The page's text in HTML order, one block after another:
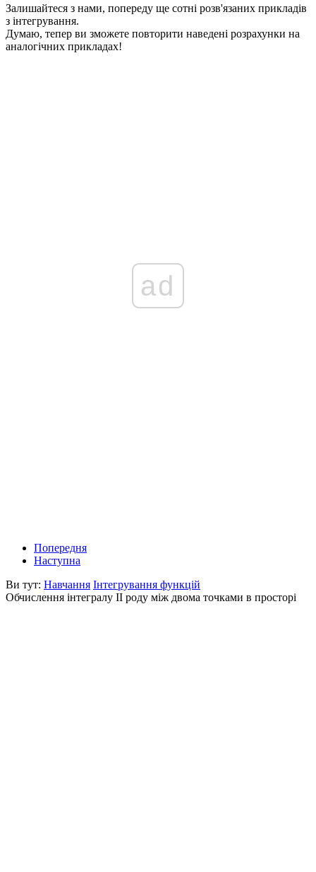
Залишайтеся з нами, попереду ще сотні розв'язаних прикладів
з інтегрування.
Думаю, тепер ви зможете повторити наведені розрахунки на
аналогічних прикладах!
ad
Попередня
Наступна
Ви тут: Навчання Інтегрування функцій
Обчислення інтегралу ІІ роду між двома точками в просторі